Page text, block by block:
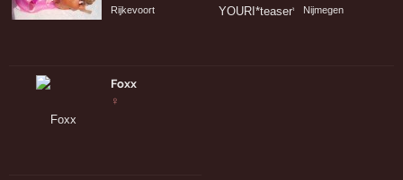
Rijkevoort
Foxx
♀
Nijmegen